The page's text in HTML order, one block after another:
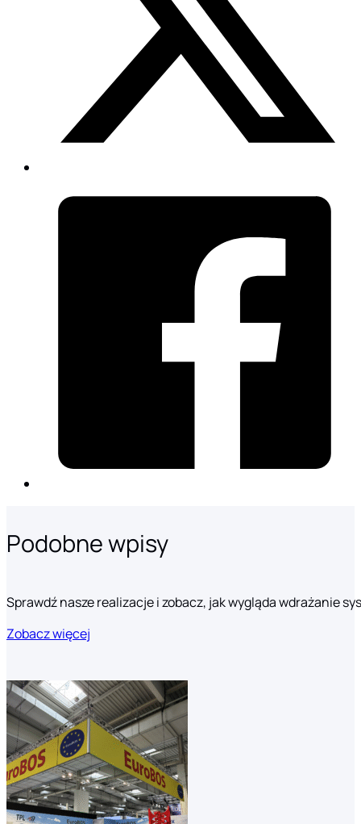
Podobne wpisy
Sprawdź nasze realizacje i zobacz, jak wygląda wdrażanie
Zobacz więcej